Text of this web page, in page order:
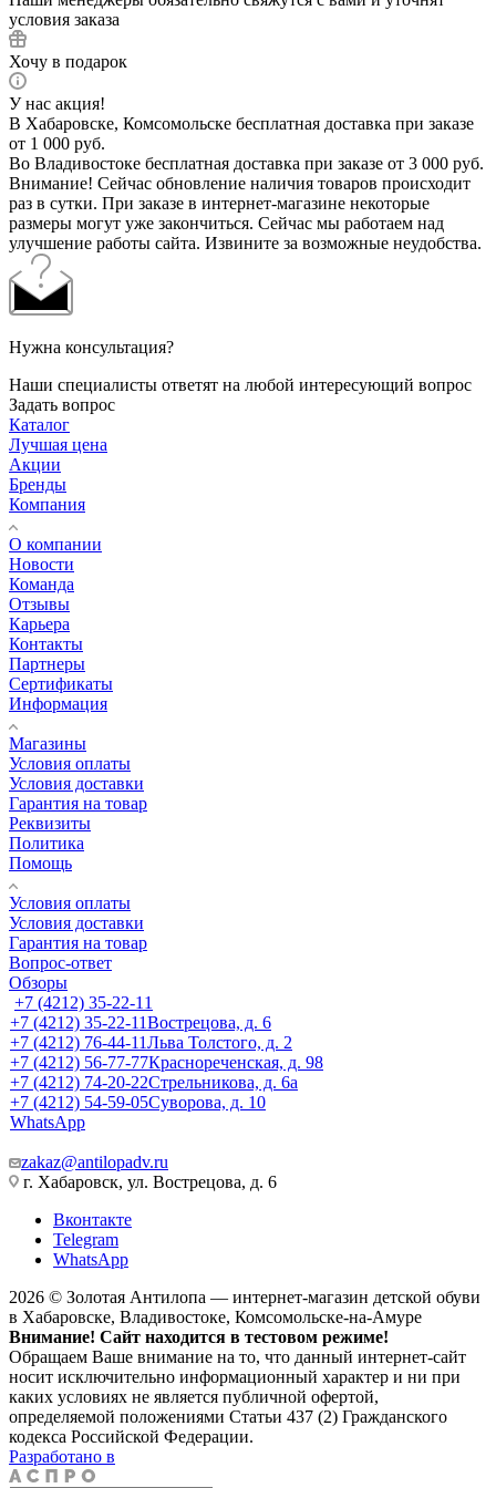
условия заказа
Хочу в подарок
У нас акция!
В Хабаровске, Комсомольске бесплатная доставка при заказе
от 1 000 руб.
Во Владивостоке бесплатная доставка при заказе от 3 000 руб.
Внимание! Сейчас обновление наличия товаров происходит
раз в сутки. При заказе в интернет-магазине некоторые
размеры могут уже закончиться. Сейчас мы работаем над
улучшение работы сайта. Извините за возможные неудобства.
Нужна консультация?
Наши специалисты ответят на любой интересующий вопрос
Задать вопрос
Каталог
Лучшая цена
Акции
Бренды
Компания
О компании
Новости
Команда
Отзывы
Карьера
Контакты
Партнеры
Сертификаты
Информация
Магазины
Условия оплаты
Условия доставки
Гарантия на товар
Реквизиты
Политика
Помощь
Условия оплаты
Условия доставки
Гарантия на товар
Вопрос-ответ
Обзоры
+7 (4212) 35-22-11
+7 (4212) 35-22-11Вострецова, д. 6
+7 (4212) 76-44-11Льва Толстого, д. 2
+7 (4212) 56-77-77Краснореченская, д. 98
+7 (4212) 74-20-22Стрельникова, д. 6а
+7 (4212) 54-59-05Суворова, д. 10
WhatsApp
zakaz@antilopadv.ru
г. Хабаровск, ул. Вострецова, д. 6
Вконтакте
Telegram
WhatsApp
2026 © Золотая Антилопа — интернет-магазин детской обуви
в Хабаровске, Владивостоке, Комсомольске-на-Амуре
Внимание! Сайт находится в тестовом режиме!
Обращаем Ваше внимание на то, что данный интернет-сайт
носит исключительно информационный характер и ни при
каких условиях не является публичной офертой,
определяемой положениями Статьи 437 (2) Гражданского
кодекса Российской Федерации.
Разработано в